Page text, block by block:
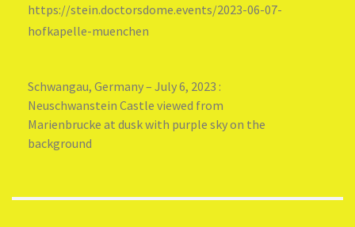
https://stein.doctorsdome.events/2023-06-07-
hofkapelle-muenchen
Schwangau, Germany – July 6, 2023 :
Neuschwanstein Castle viewed from
Marienbrucke at dusk with purple sky on the
background